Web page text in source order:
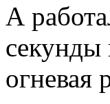
А
секунды
огневая